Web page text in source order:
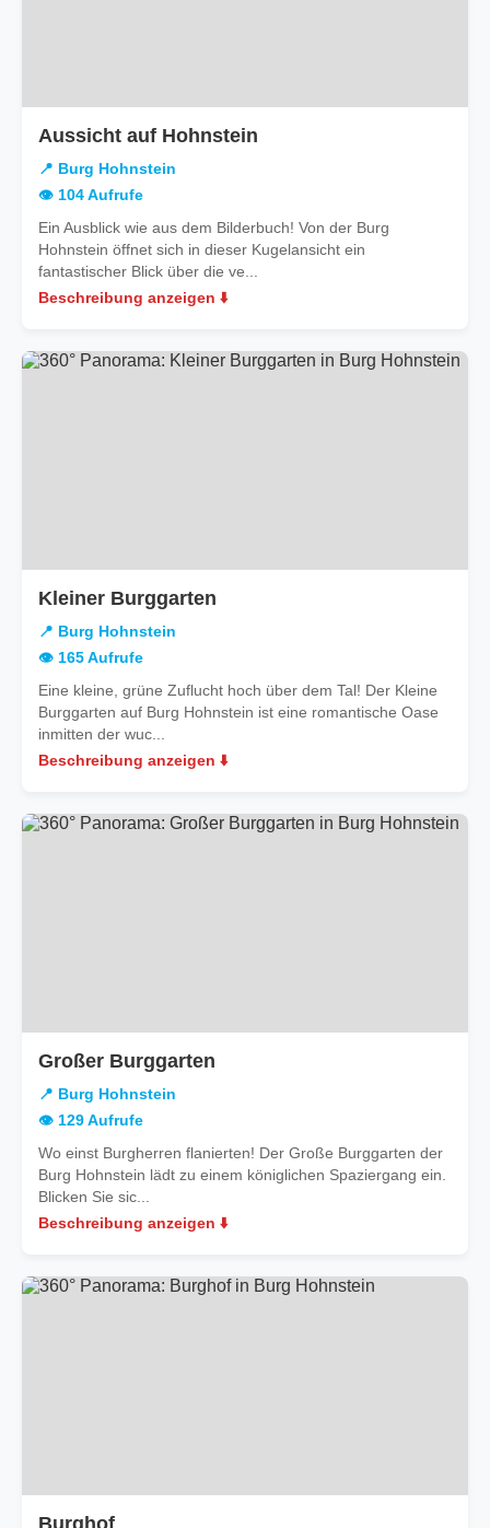
Aussicht auf Hohnstein
📍 Burg Hohnstein
👁️ 104 Aufrufe
Ein Ausblick wie aus dem Bilderbuch! Von der Burg
Hohnstein öffnet sich in dieser Kugelansicht ein
fantastischer Blick über die ve...
Beschreibung anzeigen ⬇️
Kleiner Burggarten
📍 Burg Hohnstein
👁️ 165 Aufrufe
Eine kleine, grüne Zuflucht hoch über dem Tal! Der Kleine
Burggarten auf Burg Hohnstein ist eine romantische Oase
inmitten der wuc...
Beschreibung anzeigen ⬇️
Großer Burggarten
📍 Burg Hohnstein
👁️ 129 Aufrufe
Wo einst Burgherren flanierten! Der Große Burggarten der
Burg Hohnstein lädt zu einem königlichen Spaziergang ein.
Blicken Sie sic...
Beschreibung anzeigen ⬇️
Burghofin